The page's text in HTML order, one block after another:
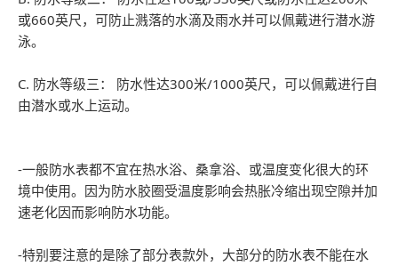
或660英尺，可防止溅落的水滴及雨水并可以佩戴进行潜水游
泳。
C. 防水等级三： 防水性达300米/1000英尺，可以佩戴进行自
由潜水或水上运动。
-一般防水表都不宜在热水浴、桑拿浴、或温度变化很大的环
境中使用。因为防水胶圈受温度影响会热胀冷缩出现空隙并加
速老化因而影响防水功能。
-特别要注意的是除了部分表款外，大部分的防水表不能在水